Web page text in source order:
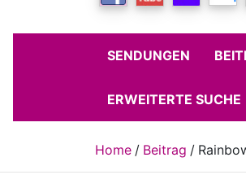
SENDUNGEN
ERWEITERTE SUCHE
Home Beitrag